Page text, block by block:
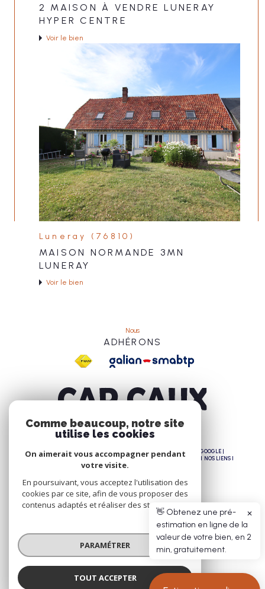
2 MAISON À VENDRE LUNERAY
HYPER CENTRE
Voir le bien
Luneray (76810)
MAISON NORMANDE 3MN
LUNERAY
Voir le bien
Nous
ADHÉRONS
© 2026 | TOUS DROITS RÉSERVÉS | TRADUCTION POWERED BY GOOGLE |
NOS HONORAIRES
PLAN DU SITE MENTIONS LÉGALES ADMIN
NOS LIENS
POLITIQUE RGPD
Comme beaucoup, notre site
utilise les cookies
On aimerait vous accompagner pendant
votre visite.
En poursuivant, vous acceptez l'utilisation des
cookies par ce site, afin de vous proposer des
contenus adaptés et réaliser des statistiques !
PARAMÉTRER
TOUT ACCEPTER
👋 Obtenez une pré-
estimation en ligne de la
valeur de votre bien, en 2
min, gratuitement.
✕